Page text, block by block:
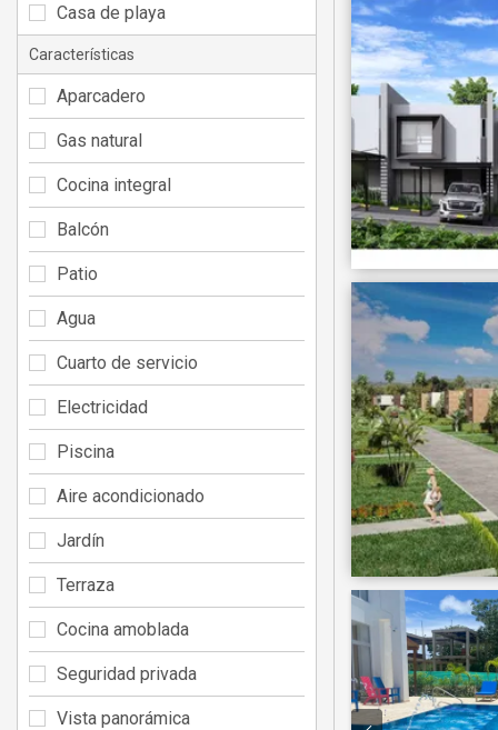
Casa de playa
Características
Aparcadero
Gas natural
Cocina integral
Balcón
Patio
Agua
Cuarto de servicio
Electricidad
Piscina
Aire acondicionado
Jardín
Terraza
Cocina amoblada
Seguridad privada
Vista panorámica